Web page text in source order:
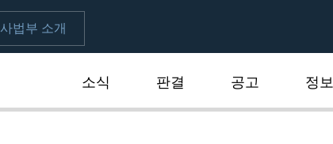
사법부 소개
소식 판결 공고 정보